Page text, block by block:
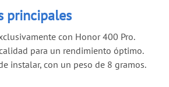
principales
con Honor 400 Pro.
para un rendimiento óptimo.
instalar, con un peso de 8 gramos.